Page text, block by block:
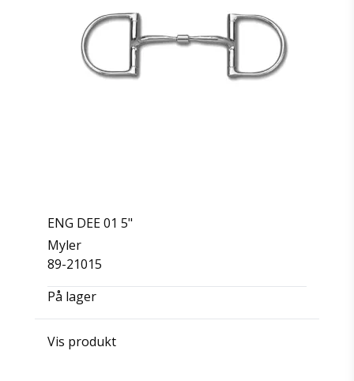
ENG DEE 01 5"
Myler
89-21015
På lager
Vis produkt